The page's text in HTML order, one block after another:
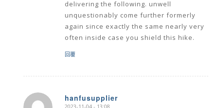
delivering the following. unwell
unquestionably come further formerly
again since exactly the same nearly very
often inside case you shield this hike.
回覆
hanfusupplier
2023-11-04 - 13:08